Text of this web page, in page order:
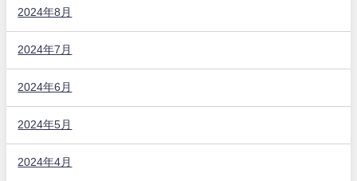
2024年8月
2024年7月
2024年6月
2024年5月
2024年4月